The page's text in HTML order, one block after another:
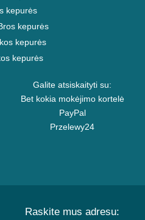
kepurės
kepurės
kepurės
kepurės
Galite atsiskaityti su:
Bet kokia mokėjimo kortelė
PayPal
Przelewy24
Raskite mus adresu: